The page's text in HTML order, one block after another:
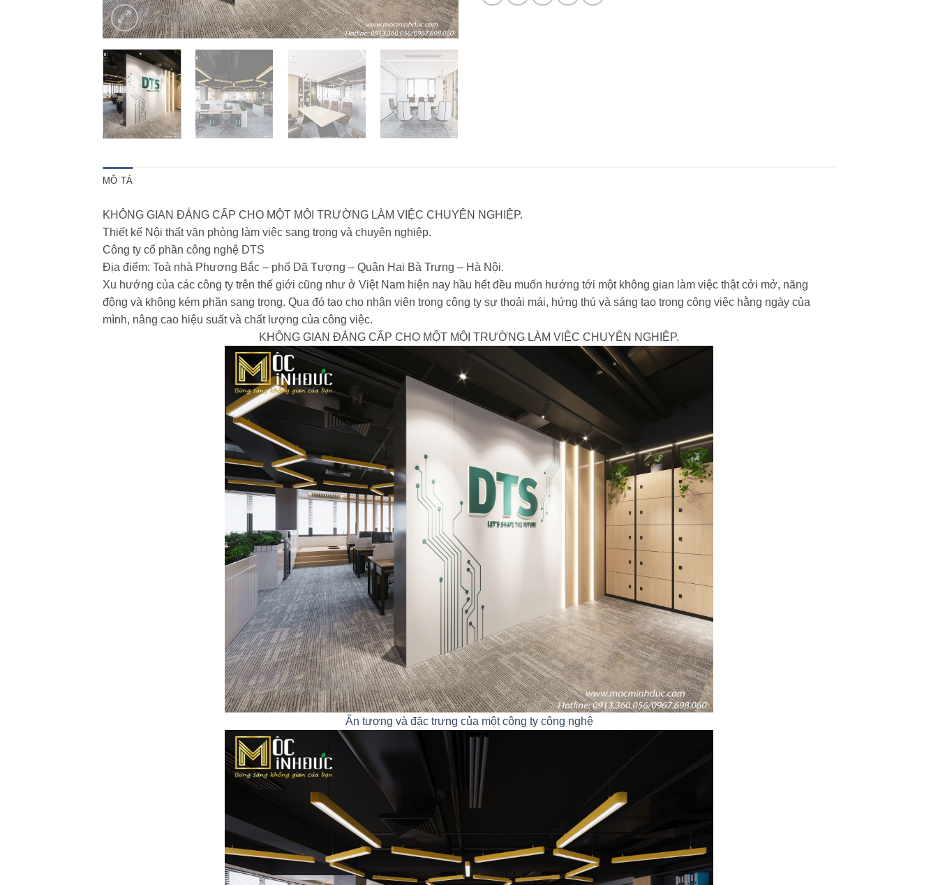
MÔ TẢ
KHÔNG GIAN ĐẲNG CẤP CHO MỘT MÔI TRƯỜNG LÀM VIỆC CHUYÊN NGHIỆP.
Thiết kế Nội thất văn phòng làm việc sang trọng và chuyên nghiệp.
Công ty cổ phần công nghệ DTS
Địa điểm: Toà nhà Phương Bắc – phố Dã Tượng – Quận Hai Bà Trưng – Hà Nội.
Xu hướng của các công ty trên thế giới cũng như ở Việt Nam hiện nay hầu hết đều muốn hướng tới một không gian làm việc thật cởi mở, năng
động và không kém phần sang trọng. Qua đó tạo cho nhân viên trong công ty sự thoải mái, hứng thú và sáng tạo trong công việc hằng ngày của
mình, nâng cao hiệu suất và chất lượng của công việc.
KHÔNG GIAN ĐẲNG CẤP CHO MỘT MÔI TRƯỜNG LÀM VIỆC CHUYÊN NGHIỆP.
Ấn tượng và đặc trưng của một công ty công nghệ